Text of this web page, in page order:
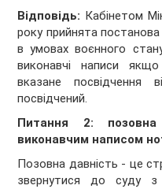
Відповідь: Кабінетом
року прийнята постанова
в умовах воєнного
виконавчі написи
вказане посвідчення
посвідчений.
Питання 2:
виконавчим написом
Позовна давність - це
звернутися до суду